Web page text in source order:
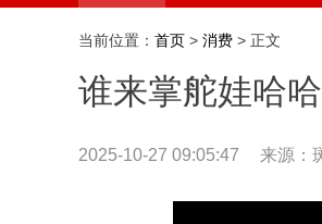
当前位置： 首页 > 消费 > 正文
谁来掌舵娃哈哈
2025-10-27 09:05:47 来源：